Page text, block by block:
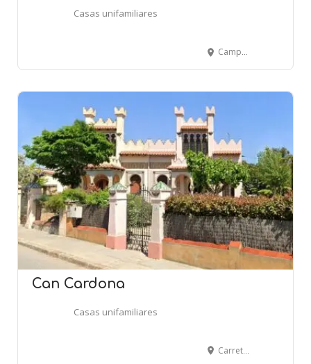
Casas unifamiliares
Campoamor, 5 - BARCELONA
Can Cardona
Casas unifamiliares
Carretera d'Arbúcies, 4 - 6 - BREDA